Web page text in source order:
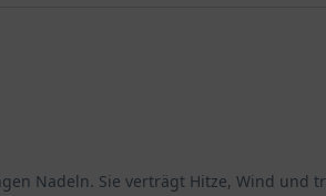
Nadeln. Sie verträgt Hitze, Wind und